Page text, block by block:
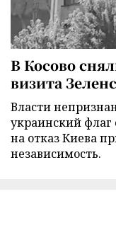
В Косово
визита
Власти
украинский флаг
на отказ Киева
независимость.